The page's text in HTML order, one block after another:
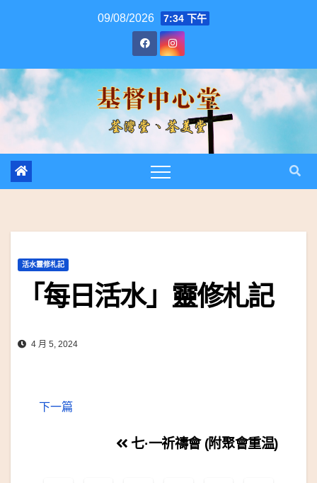
容
09/08/2026 7:34 下午
活水靈修札記
「每日活水」靈修札記
4 月 5, 2024
下一篇
七·一祈禱會 (附聚會重温)